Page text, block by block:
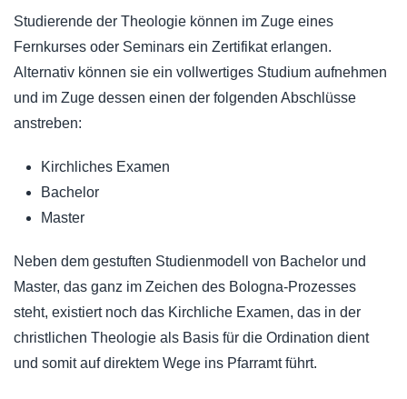
Studierende der Theologie können im Zuge eines
Fernkurses oder Seminars ein Zertifikat erlangen.
Alternativ können sie ein vollwertiges Studium aufnehmen
und im Zuge dessen einen der folgenden Abschlüsse
anstreben:
Kirchliches Examen
Bachelor
Master
Neben dem gestuften Studienmodell von Bachelor und
Master, das ganz im Zeichen des Bologna-Prozesses
steht, existiert noch das Kirchliche Examen, das in der
christlichen Theologie als Basis für die Ordination dient
und somit auf direktem Wege ins Pfarramt führt.